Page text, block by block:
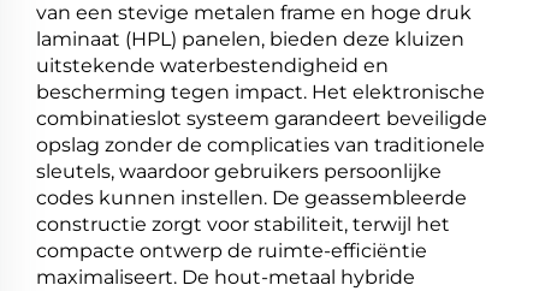
van een stevige metalen frame en hoge druk
laminaat (HPL) panelen, bieden deze kluizen
uitstekende waterbestendigheid en
bescherming tegen impact. Het elektronische
combinatieslot systeem garandeert beveiligde
opslag zonder de complicaties van traditionele
sleutels, waardoor gebruikers persoonlijke
codes kunnen instellen. De geassembleerde
constructie zorgt voor stabiliteit, terwijl het
compacte ontwerp de ruimte-efficiëntie
maximaliseert. De hout-metaal hybride